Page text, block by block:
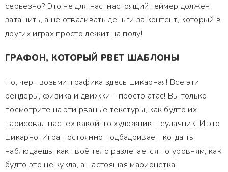
серьезно? Это не для нас, настоящий геймер должен
затащить, а не отваливать деньги за контент, который в
других играх просто лежит на полу!
ГРАФОН, КОТОРЫЙ РВЕТ ШАБЛОНЫ
Но, черт возьми, графика здесь шикарная! Все эти
рендеры, физика и движки - просто атас! Вы только
посмотрите на эти рваные текстуры, как будто их
нарисовал наспех какой-то художник-неудачник! И это
шикарно! Игра постоянно подбадривает, когда ты
наблюдаешь, как твоё тело разлетается по уровням, как
будто это не кукла, а настоящая марионетка!